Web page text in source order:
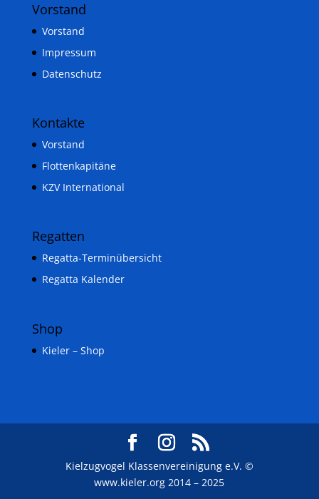
Vorstand
Vorstand
Impressum
Datenschutz
Kontakte
Vorstand
Flottenkapitäne
KZV International
Regatten
Regatta-Terminübersicht
Regatta Kalender
Shop
Kieler – Shop
Kielzugvogel Klassenvereinigung e.V. ©
www.kieler.org 2014 – 2025